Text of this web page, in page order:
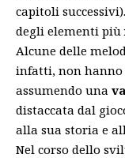
capitoli
degli elementi più
Alcune delle
infatti, non hanno
assumendo una
distaccata dal
alla sua storia e
Nel corso dello